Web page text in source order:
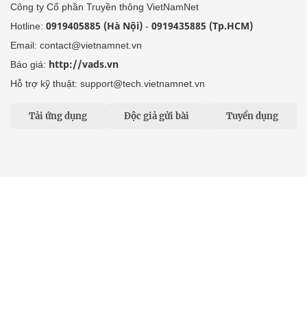
Công ty Cổ phần Truyền thông VietNamNet
Hotline: 0919405885 (Hà Nội) - 0919435885 (Tp.HCM)
Email: contact@vietnamnet.vn
Báo giá: http://vads.vn
Hỗ trợ kỹ thuật: support@tech.vietnamnet.vn
Tải ứng dụng Độc giả gửi bài Tuyển dụng